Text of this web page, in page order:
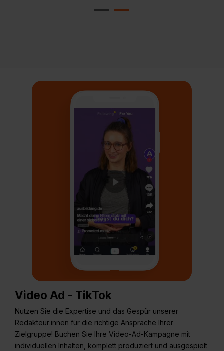
Video Ad - TikTok
Nutzen Sie die Expertise und das Gespür unserer
Redakteur:innen für die richtige Ansprache Ihrer
Zielgruppe! Buchen Sie Ihre Video-Ad-Kampagne mit
individuellen Inhalten, komplett produziert und ausgespielt